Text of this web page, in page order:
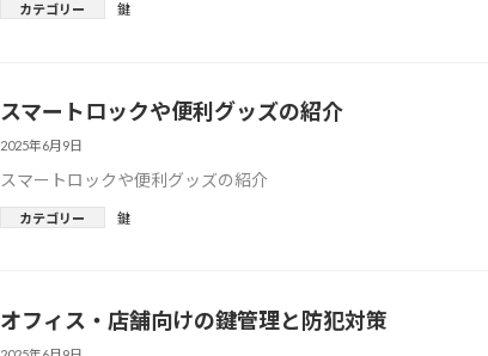
カテゴリー 鍵
スマートロックや便利グッズの紹介
2025年6月9日
スマートロックや便利グッズの紹介
カテゴリー 鍵
オフィス・店舗向けの鍵管理と防犯対策